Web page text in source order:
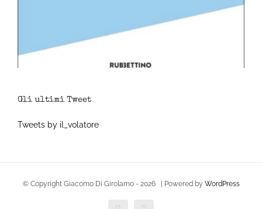
Gli ultimi Tweet
Tweets by il_volatore
© Copyright Giacomo Di Girolamo - 2026 | Powered by WordPress